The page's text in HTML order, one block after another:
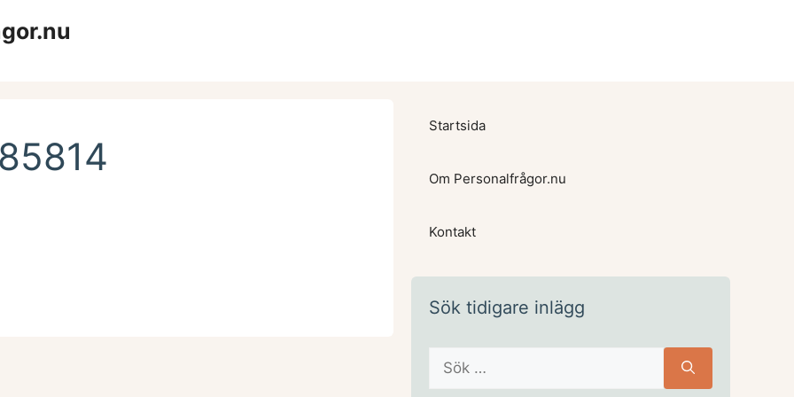
Startsida
Om Personalfrågor.nu
Kontakt
Sök tidigare inlägg
Sök
efter: